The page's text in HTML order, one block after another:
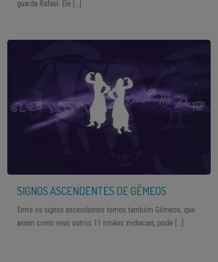
guarda Rafael. Ele […]
SIGNOS ASCENDENTES DE GÊMEOS
Entre os signos ascendentes temos também Gêmeos, que
assim como seus outros 11 irmãos zodiacais, pode […]